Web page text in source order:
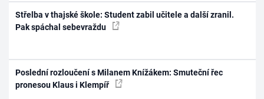
Střelba v thajské škole: Student zabil učitele a další zranil.
Pak spáchal sebevraždu
Poslední rozloučení s Milanem Knížákem: Smuteční řec
pronesou Klaus i Klempíř